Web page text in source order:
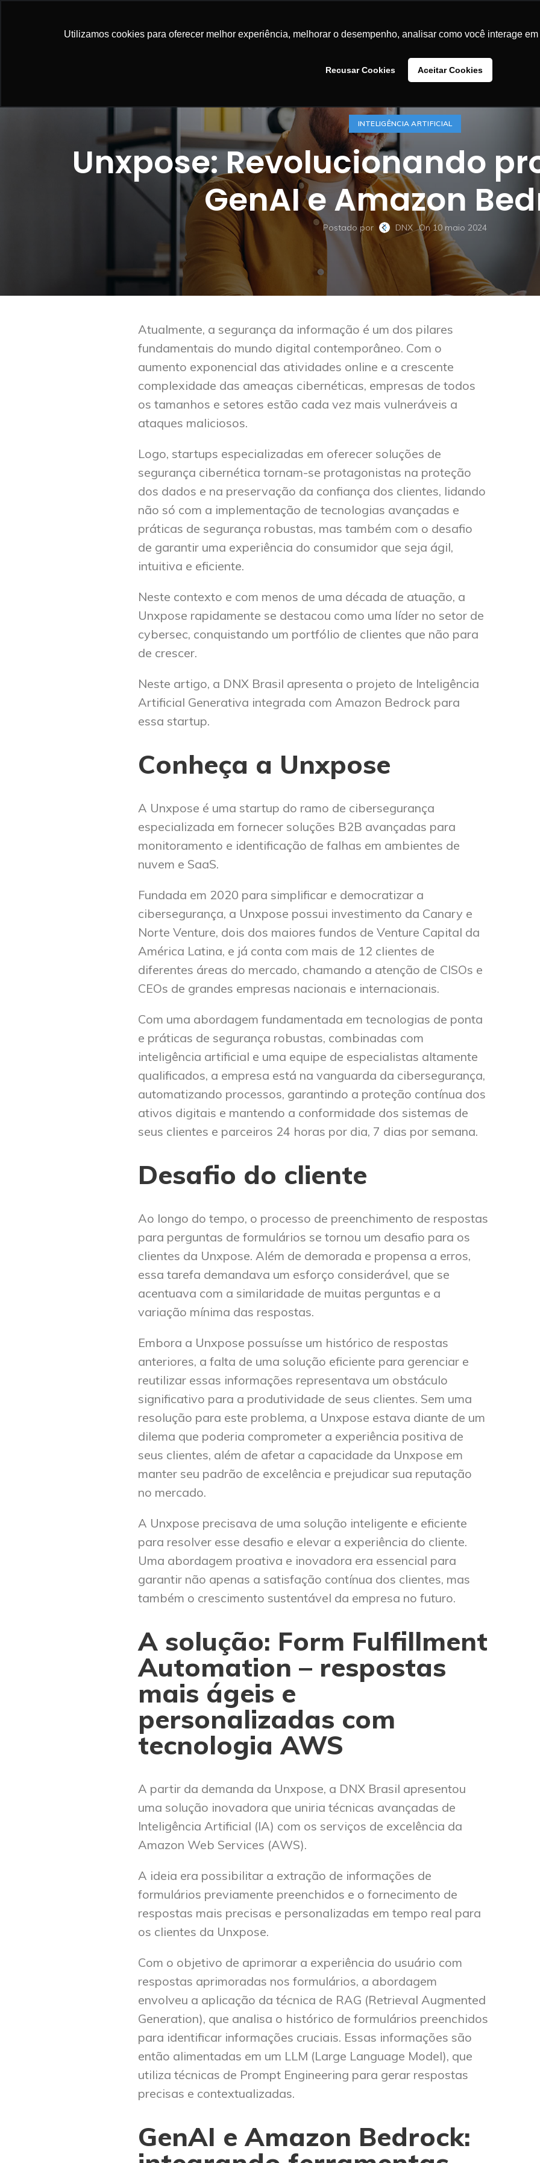
Utilizamos cookies para oferecer melhor experiência, melhorar o desempenho, analisar como você interage
Recusar Cookies Aceitar Cookies
INTELIGÊNCIA ARTIFICIAL
Unxpose: Revolucionando
GenAI e Amazon
Postado por DNX On 10 maio 2024
Atualmente, a segurança da informação é um dos pilares
fundamentais do mundo digital contemporâneo. Com o
aumento exponencial das atividades online e a crescente
complexidade das ameaças cibernéticas, empresas de todos
os tamanhos e setores estão cada vez mais vulneráveis a
ataques maliciosos.
Logo, startups especializadas em oferecer soluções de
segurança cibernética tornam-se protagonistas na proteção
dos dados e na preservação da confiança dos clientes, lidando
não só com a implementação de tecnologias avançadas e
práticas de segurança robustas, mas também com o desafio
de garantir uma experiência do consumidor que seja ágil,
intuitiva e eficiente.
Neste contexto e com menos de uma década de atuação, a
Unxpose rapidamente se destacou como uma líder no setor de
cybersec, conquistando um portfólio de clientes que não para
de crescer.
Neste artigo, a DNX Brasil apresenta o projeto de Inteligência
Artificial Generativa integrada com Amazon Bedrock para
essa startup.
Conheça a Unxpose
A Unxpose é uma startup do ramo de cibersegurança
especializada em fornecer soluções B2B avançadas para
monitoramento e identificação de falhas em ambientes de
nuvem e SaaS.
Fundada em 2020 para simplificar e democratizar a
cibersegurança, a Unxpose possui investimento da Canary e
Norte Venture, dois dos maiores fundos de Venture Capital da
América Latina, e já conta com mais de 12 clientes de
diferentes áreas do mercado, chamando a atenção de CISOs e
CEOs de grandes empresas nacionais e internacionais.
Com uma abordagem fundamentada em tecnologias de ponta
e práticas de segurança robustas, combinadas com
inteligência artificial e uma equipe de especialistas altamente
qualificados, a empresa está na vanguarda da cibersegurança,
automatizando processos, garantindo a proteção contínua dos
ativos digitais e mantendo a conformidade dos sistemas de
seus clientes e parceiros 24 horas por dia, 7 dias por semana.
Desafio do cliente
Ao longo do tempo, o processo de preenchimento de respostas
para perguntas de formulários se tornou um desafio para os
clientes da Unxpose. Além de demorada e propensa a erros,
essa tarefa demandava um esforço considerável, que se
acentuava com a similaridade de muitas perguntas e a
variação mínima das respostas.
Embora a Unxpose possuísse um histórico de respostas
anteriores, a falta de uma solução eficiente para gerenciar e
reutilizar essas informações representava um obstáculo
significativo para a produtividade de seus clientes. Sem uma
resolução para este problema, a Unxpose estava diante de um
dilema que poderia comprometer a experiência positiva de
seus clientes, além de afetar a capacidade da Unxpose em
manter seu padrão de excelência e prejudicar sua reputação
no mercado.
A Unxpose precisava de uma solução inteligente e eficiente
para resolver esse desafio e elevar a experiência do cliente.
Uma abordagem proativa e inovadora era essencial para
garantir não apenas a satisfação contínua dos clientes, mas
também o crescimento sustentável da empresa no futuro.
A solução: Form Fulfillment
Automation –respostas
mais ágeis e
personalizadas com
tecnologia AWS
A partir da demanda da Unxpose, a DNX Brasil apresentou
uma solução inovadora que uniria técnicas avançadas de
Inteligência Artificial (IA) com os serviços de excelência da
Amazon Web Services (AWS).
A ideia era possibilitar a extração de informações de
formulários previamente preenchidos e o fornecimento de
respostas mais precisas e personalizadas em tempo real para
os clientes da Unxpose.
Com o objetivo de aprimorar a experiência do usuário com
respostas aprimoradas nos formulários, a abordagem
envolveu a aplicação da técnica de RAG (Retrieval Augmented
Generation), que analisa o histórico de formulários preenchidos
para identificar informações cruciais. Essas informações são
então alimentadas em um LLM (Large Language Model), que
utiliza técnicas de Prompt Engineering para gerar respostas
precisas e contextualizadas.
GenAI eAmazon Bedrock: